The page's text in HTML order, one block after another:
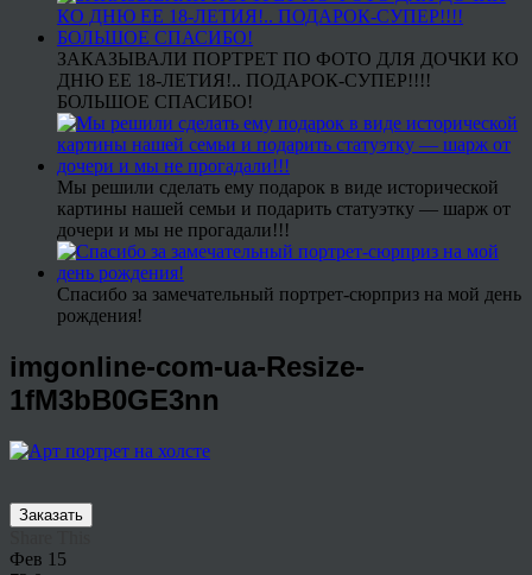
ЗАКАЗЫВАЛИ ПОРТРЕТ ПО ФОТО ДЛЯ ДОЧКИ КО
ДНЮ ЕЕ 18-ЛЕТИЯ!.. ПОДАРОК-СУПЕР!!!!
БОЛЬШОЕ СПАСИБО!
Мы решили сделать ему подарок в виде исторической
картины нашей семьи и подарить статуэтку — шарж от
дочери и мы не прогадали!!!
Спасибо за замечательный портрет-сюрприз на мой день
рождения!
imgonline-com-ua-Resize-
1fM3bB0GE3nn
Заказать
Фев 15